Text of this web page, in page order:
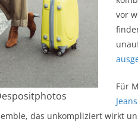
vor
Für
Jeans
das unkompliziert wirkt